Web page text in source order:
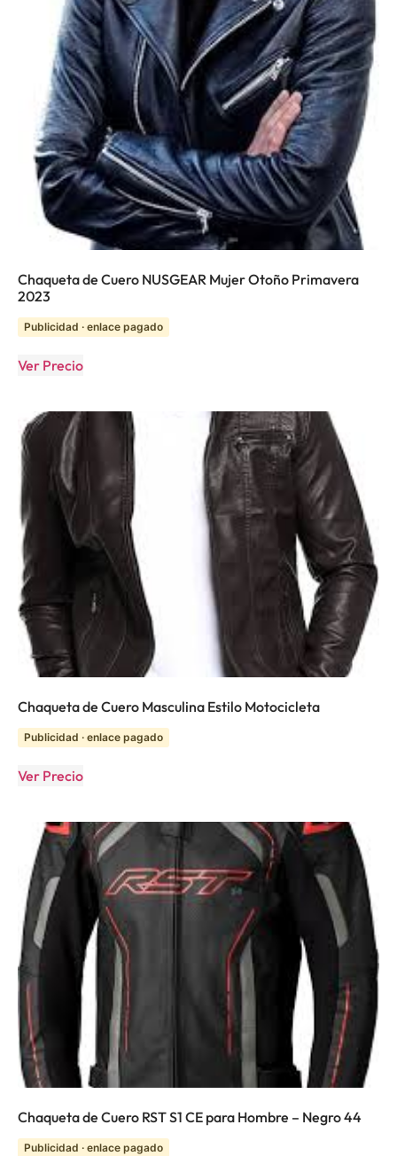
Chaqueta de Cuero NUSGEAR Mujer Otoño Primavera
2023
Publicidad · enlace pagado
Ver Precio
Chaqueta de Cuero Masculina Estilo Motocicleta
Publicidad · enlace pagado
Ver Precio
Chaqueta de Cuero RST S1 CE para Hombre – Negro 44
Publicidad · enlace pagado